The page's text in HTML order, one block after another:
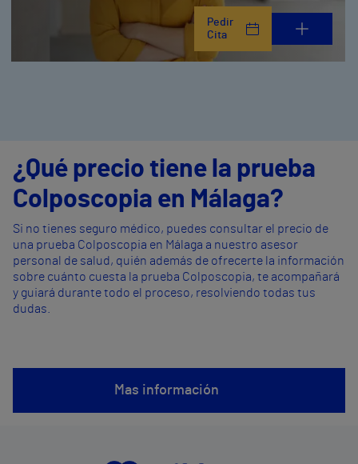
Pedir
Cita
¿Qué precio tiene la prueba
Colposcopia en Málaga?
Si no tienes seguro médico, puedes consultar el precio de
una prueba Colposcopia en Málaga a nuestro asesor
personal de salud, quién además de ofrecerte la información
sobre cuánto cuesta la prueba Colposcopia, te acompañará
y guiará durante todo el proceso, resolviendo todas tus
dudas.
Mas información